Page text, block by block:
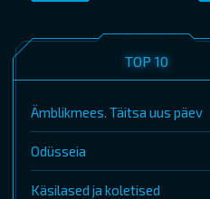
TOP 10
Ämblikmees. Täitsa uus päev
Odüsseia
Käsilased ja koletised